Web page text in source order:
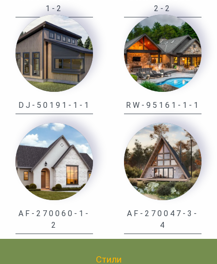
1-2
2-2
DJ-50191-1-1 RW-95161-1-1
AF-270060-1-
2
AF-270047-3-
4
Стили